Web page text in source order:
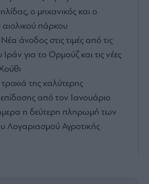
ο μηχανικός και ο
αιολικού πάρκου
άνοδος στις τιμές από τις
Ιράν για το Ορμούζ και τις νέες
της καλύτερης
από τον Ιανουάριο
η δεύτερη πληρωμή των
Λογαριασμού Αγροτικής